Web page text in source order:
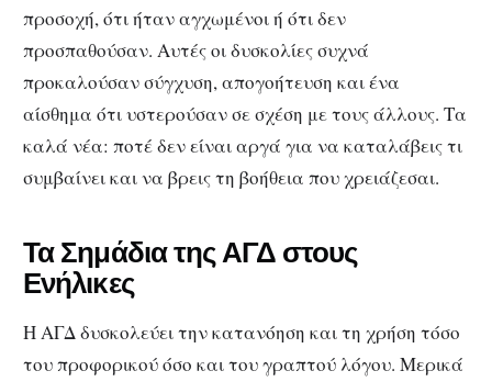
προσοχή, ότι ήταν αγχωμένοι ή ότι δεν
προσπαθούσαν. Αυτές οι δυσκολίες συχνά
προκαλούσαν σύγχυση, απογοήτευση και ένα
αίσθημα ότι υστερούσαν σε σχέση με τους άλλους. Τα
καλά νέα: ποτέ δεν είναι αργά για να καταλάβεις τι
συμβαίνει και να βρεις τη βοήθεια που χρειάζεσαι.
Τα Σημάδια της ΑΓΔ στους
Ενήλικες
Η ΑΓΔ δυσκολεύει την κατανόηση και τη χρήση τόσο
του προφορικού όσο και του γραπτού λόγου. Μερικά